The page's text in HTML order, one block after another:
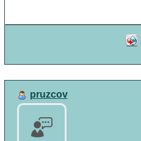
pruzcov